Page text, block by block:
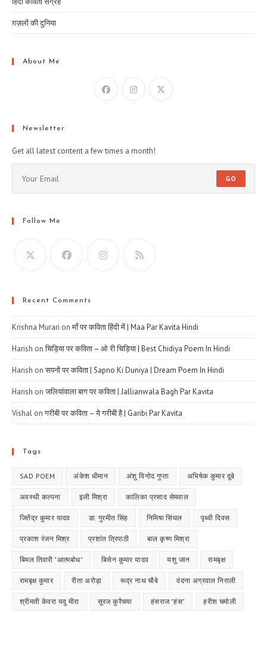
ग़ज़लों की दुनिया
About Me
Newsletter
Get all latest content a few times a month!
GO
Follow Me
Recent Comments
Krishna Murari onमाँ पर कविता हिंदी में | Maa Par Kavita Hindi
Harish onचिड़िया पर कविता – ओ री चिड़िया | Best Chidiya Poem In Hindi
Harish onसपनों पर कविता | Sapno Ki Duniya | Dream Poem In Hindi
Harish onजलियांवाला बाग पर कविता | Jallianwala Bagh Par Kavita
Vishal onगरीबी पर कविता – ये गरीबी है | Garibi Par Kavita
Tags
SAD POEM अंकेश धीमान अंशु विनोद गुप्ता अभिषेक कुमार दूबे
अवस्थी कल्पना इली मिश्रा कालिका प्रसाद सेमवाल
जितेंद्र कुमार यादव डा. गुरमीत सिंह निमिषा सिंघल पृथ्वी दिवस
प्रकाश रंजन मिश्र प्रशांत त्रिपाठी बाल कृष्ण मिश्रा
बिमल तिवारी "आत्मबोध" बिसेन कुमार यादव यशु जान रामबृक्ष
रामबृक्ष कुमार रीता अरोड़ा रूद्र नाथ चौबे वंदना अग्रवाल निराली
श्रीमती केवरा यदु मीरा सूरज कुरैचया हंसराज "हंस" हरीश चमोली